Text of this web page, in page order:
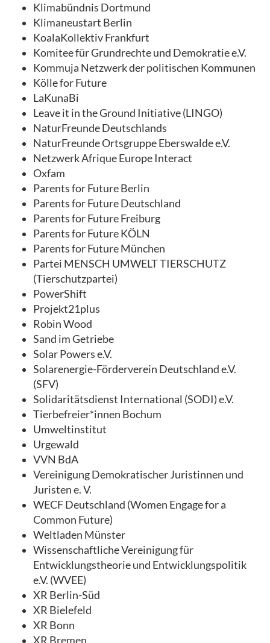
Klimabündnis Dortmund
Klimaneustart Berlin
KoalaKollektiv Frankfurt
Komitee für Grundrechte und Demokratie e.V.
Kommuja Netzwerk der politischen Kommunen
Kölle for Future
LaKunaBi
Leave it in the Ground Initiative (LINGO)
NaturFreunde Deutschlands
NaturFreunde Ortsgruppe Eberswalde e.V.
Netzwerk Afrique Europe Interact
Oxfam
Parents for Future Berlin
Parents for Future Deutschland
Parents for Future Freiburg
Parents for Future KÖLN
Parents for Future München
Partei MENSCH UMWELT TIERSCHUTZ
(Tierschutzpartei)
PowerShift
Projekt21plus
Robin Wood
Sand im Getriebe
Solar Powers e.V.
Solarenergie-Förderverein Deutschland e.V.
(SFV)
Solidaritätsdienst International (SODI) e.V.
Tierbefreier*innen Bochum
Umweltinstitut
Urgewald
VVN BdA
Vereinigung Demokratischer Juristinnen und
Juristen e. V.
WECF Deutschland (Women Engage for a
Common Future)
Weltladen Münster
Wissenschaftliche Vereinigung für
Entwicklungstheorie und Entwicklungspolitik
e.V. (WVEE)
XR Berlin-Süd
XR Bielefeld
XR Bonn
XR Bremen